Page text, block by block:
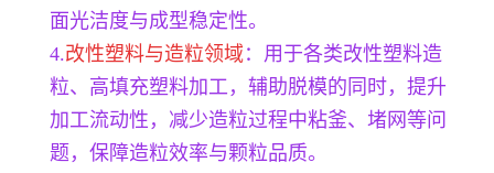
面光洁度与成型稳定性。
4.改性塑料与造粒领域 ：用于各类改性塑料造
粒、高填充塑料加工，辅助脱模的同时，提升
加工流动性，减少造粒过程中粘釜、堵网等问
题，保障造粒效率与颗粒品质。